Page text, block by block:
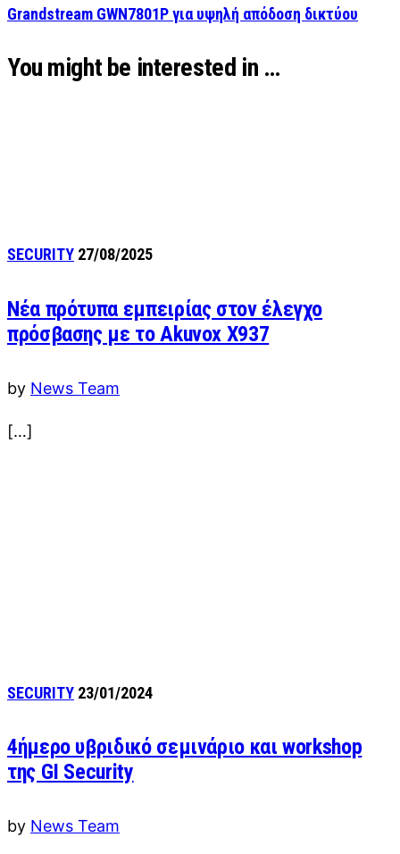
Grandstream GWN7801P για υψηλή απόδοση δικτύου
You might be interested in …
SECURITY 27/08/2025
Νέα πρότυπα εμπειρίας στον έλεγχο
πρόσβασης με το Akuvox X937
by News Team
[…]
SECURITY 23/01/2024
4ήμερο υβριδικό σεμινάριο και workshop
της GI Security
by News Team